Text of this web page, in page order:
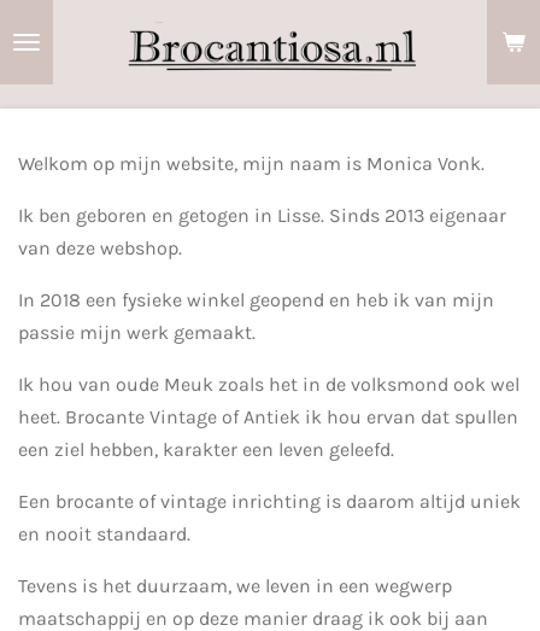
hoofdinhoud
Welkom op mijn website, mijn naam is Monica Vonk.
Ik ben geboren en getogen in Lisse. Sinds 2013 eigenaar
van deze webshop.
In 2018 een fysieke winkel geopend en heb ik van mijn
passie mijn werk gemaakt.
Ik hou van oude Meuk zoals het in de volksmond ook wel
heet. Brocante Vintage of Antiek ik hou ervan dat spullen
een ziel hebben, karakter een leven geleefd.
Een brocante of vintage inrichting is daarom altijd uniek
en nooit standaard.
Tevens is het duurzaam, we leven in een wegwerp
maatschappij en op deze manier draag ik ook bij aan